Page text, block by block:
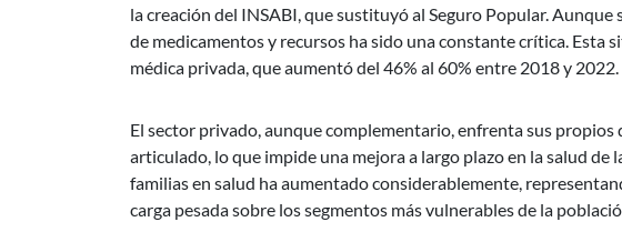
la creación del INSABI, que sustituyó al Seguro Popular.
de medicamentos y recursos ha sido una constante crítica. Esta
médica privada, que aumentó del 46% al 60% entre 2018 y 2022.
El sector privado, aunque complementario, enfrenta sus
articulado, lo que impide una mejora a largo plazo en la salud de
familias en salud ha aumentado considerablemente,
carga pesada sobre los segmentos más vulnerables de la